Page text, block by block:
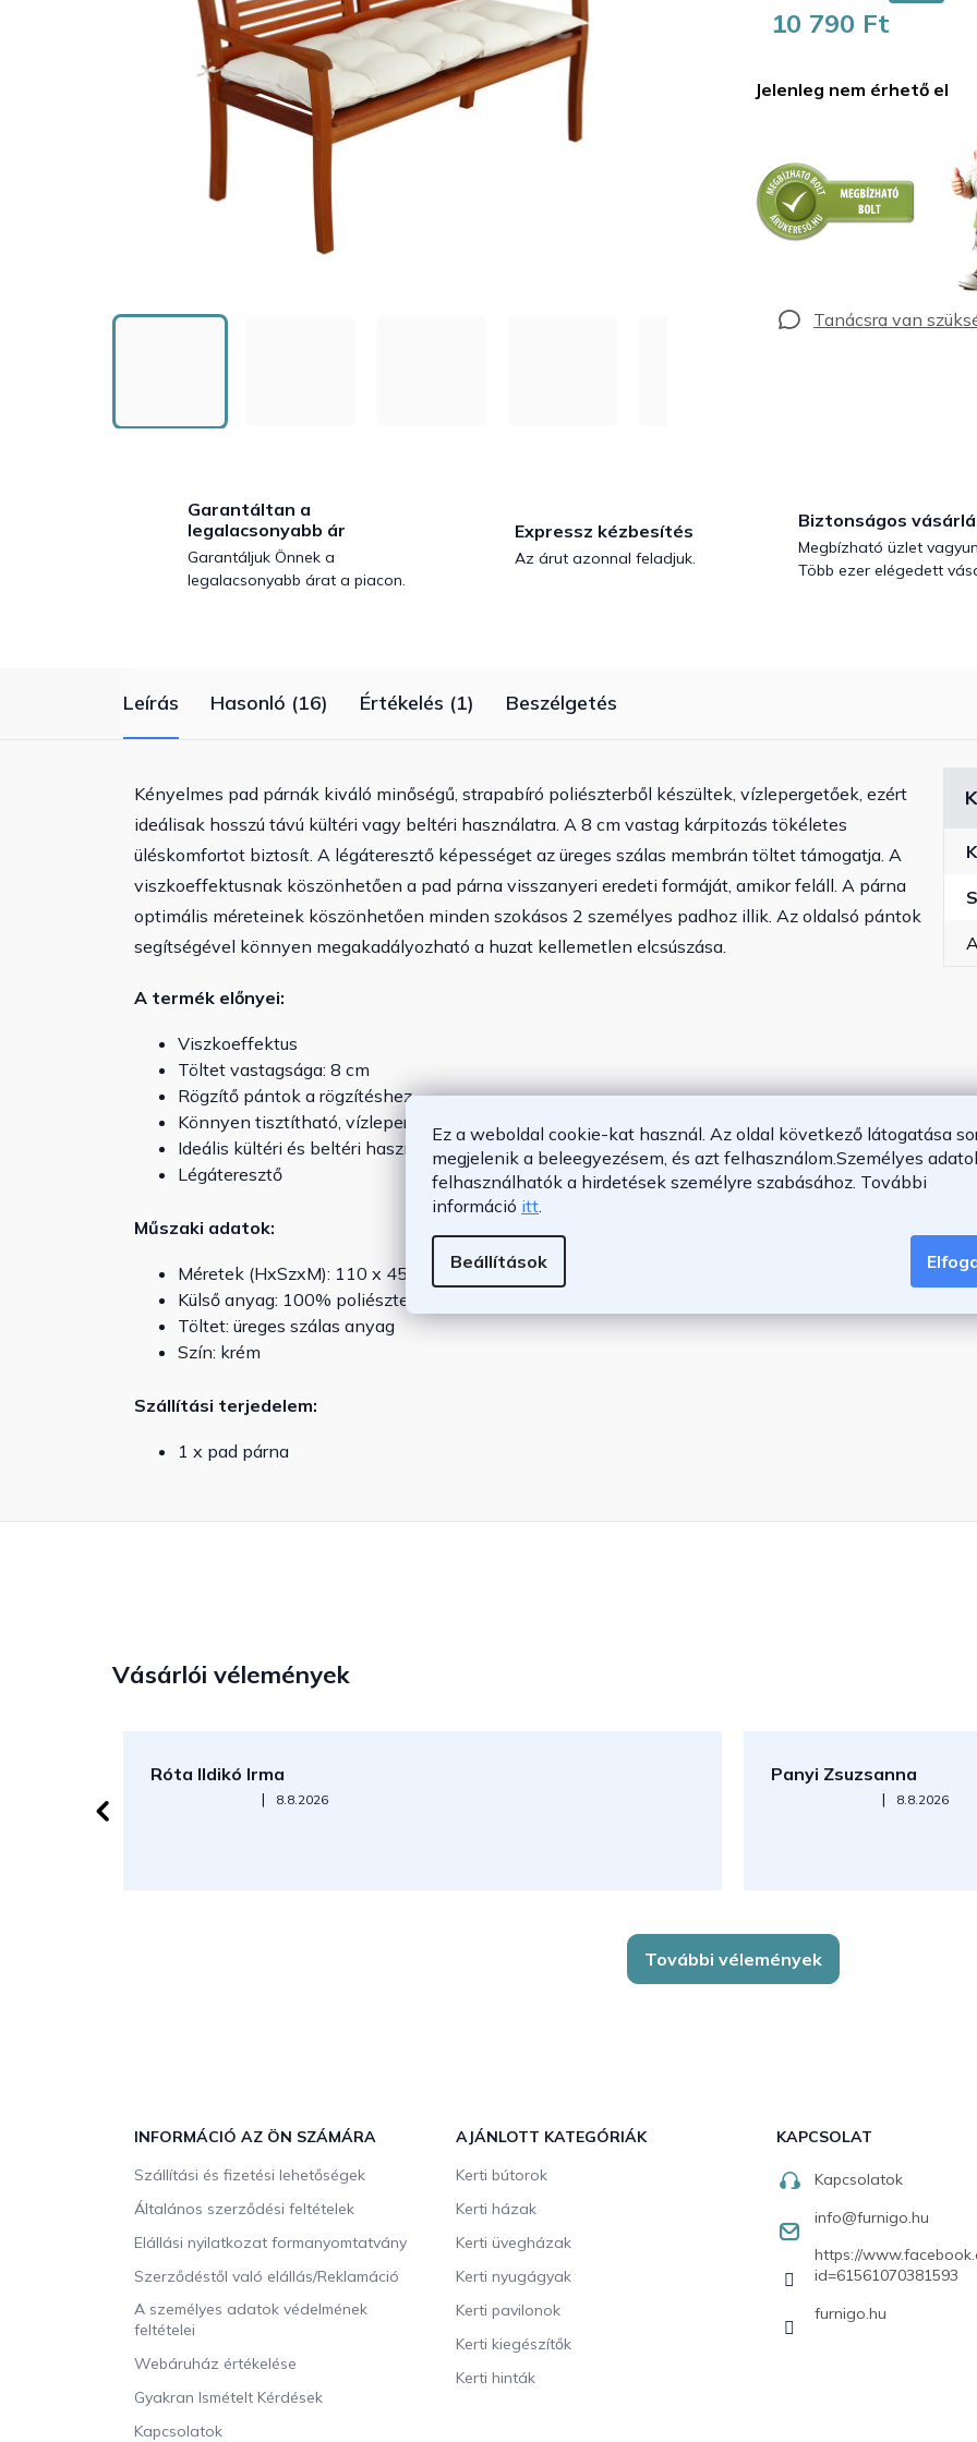
Ez a weboldal cookie-kat használ. Az oldal következő látogatása
megjelenik a beleegyezésem, és azt felhasználom. Személyes
felhasználhatók a hirdetések személyre szabásához. További
információ itt
Beállítások
10 790 Ft
Jelenleg nem érhető el
Garantáltan a
legalacsonyabb ár
Garantáljuk Önnek a
legalacsonyabb árat a piacon.
Expressz kézbesítés
Az árut azonnal feladjuk.
Biztonságos
Megbízható üzlet
Több ezer elégedett
Leírás Hasonló (16) Értékelés (1) Beszélgetés
Kényelmes pad párnák kiváló minőségű, strapabíró poliészterből készültek, vízlepergetőek, ezért
ideálisak hosszú távú kültéri vagy beltéri használatra. A 8 cm vastag kárpitozás tökéletes
üléskomfortot biztosít. A légáteresztő képességet az üreges szálas membrán töltet támogatja. A
viszkoeffektusnak köszönhetően a pad párna visszanyeri eredeti formáját, amikor feláll. A párna
optimális méreteinek köszönhetően minden szokásos 2 személyes padhoz illik. Az oldalsó pántok
segítségével könnyen megakadályozható a huzat kellemetlen elcsúszása.
A termék előnyei:
Viszkoeffektus
Töltet vastagsága: 8 cm
Rögzítő pántok a rögzítéshez
Könnyen tisztítható, vízlepergető és időjárásálló
Ideális kültéri és beltéri használatra is
Légáteresztő
Műszaki adatok:
Méretek (HxSzxM): 110 x 45 x 8 cm
Külső anyag: 100% poliészter
Töltet: üreges szálas anyag
Szín: krém
Szállítási terjedelem:
1 x pad párna
Vásárlói vélemények
Róta Ildikó Irma
Az áruház értékelése 5-ből 5 csillag.
| 8.8.2026
Panyi Zsuzsanna
Az áruház értékelése 5-ből
| 8.8.2026
További vélemények
INFORMÁCIÓ AZ ÖN SZÁMÁRA
Szállítási és fizetési lehetőségek
Általános szerződési feltételek
Elállási nyilatkozat formanyomtatvány
Szerződéstől való elállás/Reklamáció
A személyes adatok védelmének
feltételei
Webáruház értékelése
Gyakran Ismételt Kérdések
Kapcsolatok
AJÁNLOTT KATEGÓRIÁK
Kerti bútorok
Kerti házak
Kerti üvegházak
Kerti nyugágyak
Kerti pavilonok
Kerti kiegészítők
Kerti hinták
KAPCSOLAT
Kapcsolatok
info@furnigo.hu
https://
id=61561070381593
furnigo.hu